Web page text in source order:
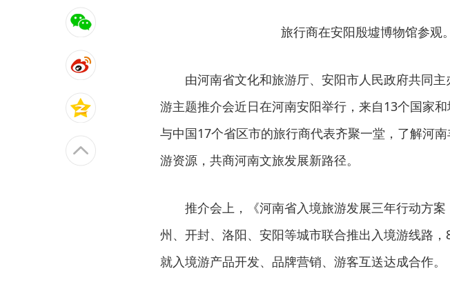
旅行商在安阳殷墟博物馆参观
由河南省文化和旅游厅、安阳市人民政府共同主
游主题推介会近日在河南安阳举行，来自13个国家
与中国17个省区市的旅行商代表齐聚一堂，了解河
游资源，共商河南文旅发展新路径。
推介会上，《河南省入境旅游发展三年行动方
州、开封、洛阳、安阳等城市联合推出入境游线路，
就入境游产品开发、品牌营销、游客互送达成合作。